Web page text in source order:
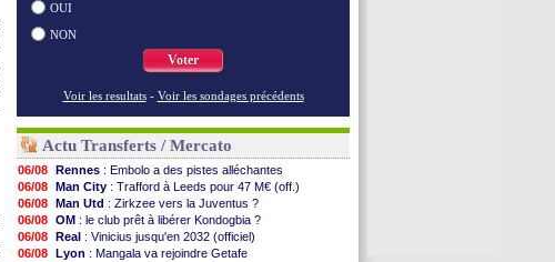
OUI
NON
Voter
Voir les resultats - Voir les sondages précédents
Actu Transferts / Mercato
06/08 Rennes : Embolo a des pistes alléchantes
06/08 Man City : Trafford à Leeds pour 47 M€ (off.)
06/08 Man Utd : Zirkzee vers la Juventus ?
06/08 OM : le club prêt à libérer Kondogbia ?
06/08 Real : Vinicius jusqu'en 2032 (officiel)
06/08 Lyon : Mangala va rejoindre Getafe